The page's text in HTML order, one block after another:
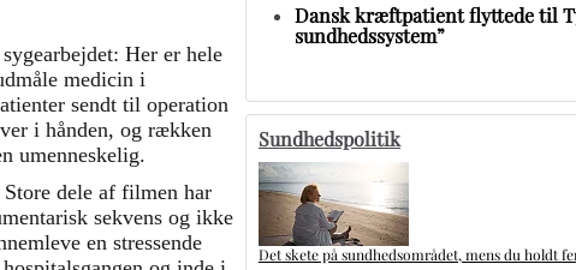
Her er hele
medicin i
sendt til operation
i hånden, og rækken
umenneskelig.
dele af filmen har
sekvens og ikke
en stressende
Dansk kræftpatient flyttede til
sundhedssystem”
Sundhedspolitik
Det skete på sundhedsområdet, mens du holdt